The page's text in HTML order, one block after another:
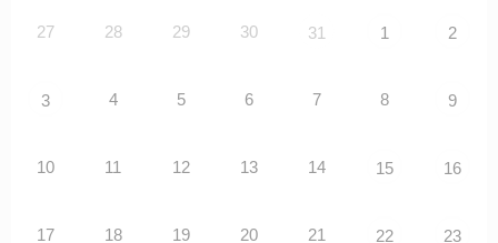
27 28 29 30 31 1 2
3 4 5 6 7 8 9
10 11 12 13 14 15 16
17 18 19 20 21 22 23